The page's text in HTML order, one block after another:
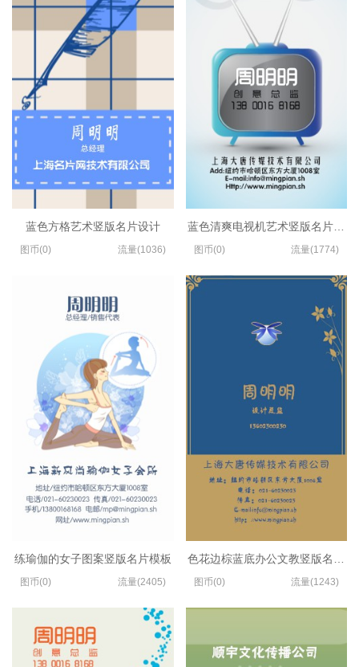
蓝色方格艺术竖版名片设计
图币(0) 流量(1036)
练瑜伽的女子图案竖版名片模板
图币(0) 流量(2405)
蓝色清爽电视机艺术竖版名片制作
图币(0) 流量(1774)
色花边棕蓝底办公文教竖版名片设
图币(0) 流量(1243)